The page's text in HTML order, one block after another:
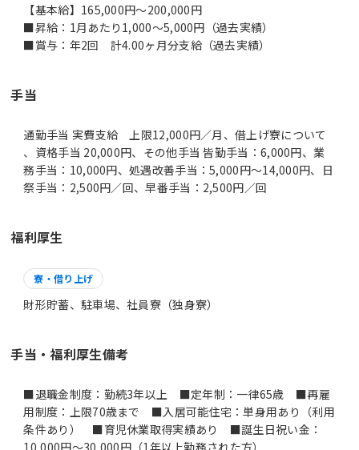
【基本給】165,000円～200,000円
■昇給：1月あたり1,000～5,000円（過去実績）
■賞与：年2回 計4.00ヶ月分支給（過去実績）
手当
通勤手当 実費支給 上限12,000円／月、借上げ寮について
、資格手当 20,000円、その他手当 皆勤手当：6,000円、業
務手当：10,000円、処遇改善手当：5,000円～14,000円、日
祭手当：2,500円／回、早番手当：2,500円／回
福利厚生
寮・借り上げ
財形貯蓄、駐車場、社員寮（独身寮）
手当・福利厚生備考
■退職金制度：勤続3年以上 ■定年制：一律65歳 ■再雇
用制度：上限70歳まで ■入居可能住宅：単身用あり（利用
条件あり） ■育児休業取得実績あり ■誕生日祝い金：
10,000円～30,000円（1年以上勤務された方）